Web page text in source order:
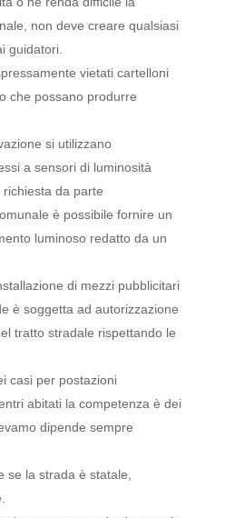
non deve creare qualsiasi
guidatori.
vietati cartelloni
che possano produrre
si utilizzano
a sensori di luminosità
da parte
è possibile fornire un
luminoso redatto da un
di mezzi pubblicitari
è soggetta ad autorizzazione
tratto stradale rispettando le
casi per postazioni
abitati la competenza è dei
dipende sempre
se la strada è statale,